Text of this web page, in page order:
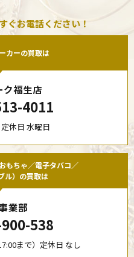
ぐお電話ください！
カーの買取は
ク福生店
4011
休日 水曜日
もちゃ／電子タバコ／
ル）の買取は
業部
538
まで）定休日 なし